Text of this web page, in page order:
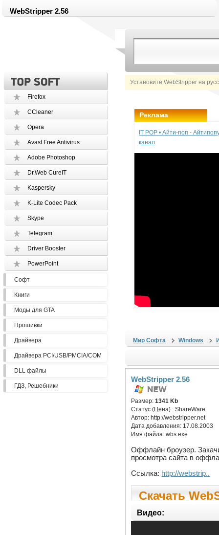
WebStripper 2.56
Установите WebStripper на
Firefox
CCleaner
Opera
Avast Free Antivirus
Adobe Photoshop
Dr.Web CureIT
Kaspersky
K-Lite Codec Pack
Skype
Telegram
Driver Booster
PowerPoint
Софт
Книги
Моды для GTA
Прошивки
Драйвера
Драйвера PCI/USB/PMCIA/COM
DLL файлы
ГДЗ, Решебники
Реклама
IT POP • Айти-поп -
канал
Мир Софта Windows
WebStripper 2.56
Размер:1341 Kb
Статус (Цена) :ShareWare
Автор: http://webstripper.net
Дата добавления: 17.08.2003
Имя файла:wbs.exe
Оффлайн броузер.
просмотра сайта в
Ссылка: http://webstrip..
Скачать
Видео: